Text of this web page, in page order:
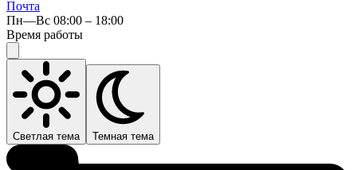
Почта
Пн—Вс 08:00 – 18:00
Время работы
Светлая тема Темная тема